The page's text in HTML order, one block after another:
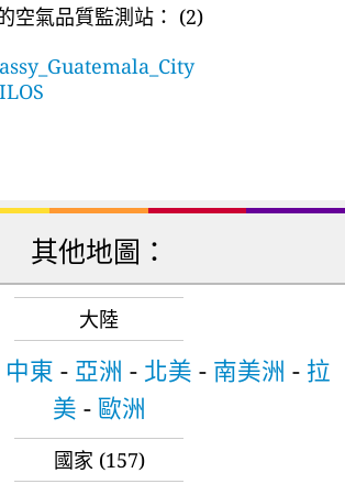
空氣品質監測站： (2)
其他地圖：
大陸
中東 - 亞洲 - 北美 - 南美洲 - 拉
美 - 歐洲
國家 (157)